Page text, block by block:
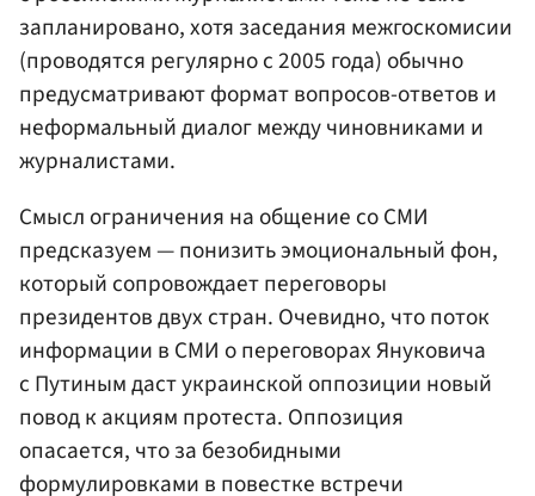
запланировано, хотя заседания межгоскомисии
(проводятся регулярно с 2005 года) обычно
предусматривают формат вопросов-ответов и
неформальный диалог между чиновниками и
журналистами.
Смысл ограничения на общение со СМИ
предсказуем — понизить эмоциональный фон,
который сопровождает переговоры
президентов двух стран. Очевидно, что поток
информации в СМИ о переговорах Януковича
с Путиным даст украинской оппозиции новый
повод к акциям протеста. Оппозиция
опасается, что за безобидными
формулировками в повестке встречи